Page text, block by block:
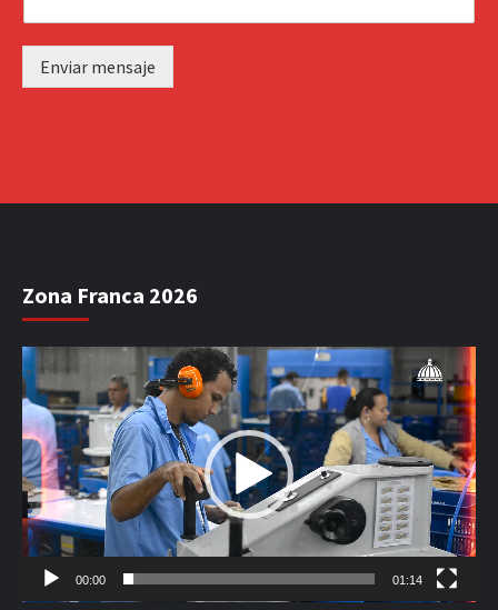
Enviar mensaje
Zona Franca 2026
Reproductor
de
vídeo
00:00 01:14